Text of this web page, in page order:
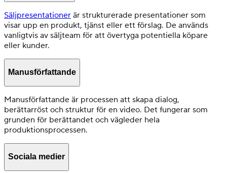
Säljpresentationer är strukturerade presentationer som
visar upp en produkt, tjänst eller ett förslag. De används
vanligtvis av säljteam för att övertyga potentiella köpare
eller kunder.
Manusförfattande
Manusförfattande är processen att skapa dialog,
berättarröst och struktur för en video. Det fungerar som
grunden för berättandet och vägleder hela
produktionsprocessen.
Sociala medier